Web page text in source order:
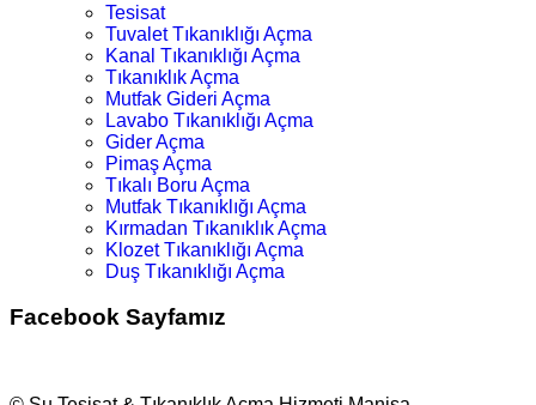
Tesisat
Tuvalet Tıkanıklığı Açma
Kanal Tıkanıklığı Açma
Tıkanıklık Açma
Mutfak Gideri Açma
Lavabo Tıkanıklığı Açma
Gider Açma
Pimaş Açma
Tıkalı Boru Açma
Mutfak Tıkanıklığı Açma
Kırmadan Tıkanıklık Açma
Klozet Tıkanıklığı Açma
Duş Tıkanıklığı Açma
Facebook Sayfamız